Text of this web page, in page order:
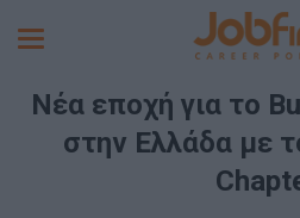
Toggle
Νέα εποχή για το
στην Ελλάδα με